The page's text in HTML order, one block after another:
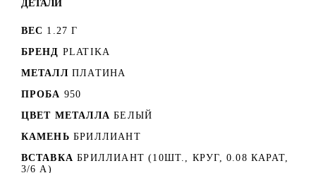
ДЕТАЛИ
ВЕС 1.27 Г
БРЕНД PLATIKA
МЕТАЛЛ ПЛАТИНА
ПРОБА 950
ЦВЕТ МЕТАЛЛА БЕЛЫЙ
КАМЕНЬ БРИЛЛИАНТ
ВСТАВКА БРИЛЛИАНТ (10ШТ., КРУГ, 0.08 КАРАТ,
3/6 А)